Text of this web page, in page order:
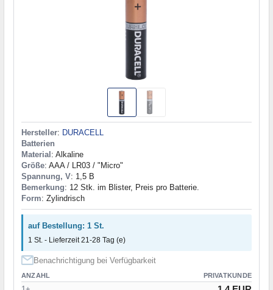
Hersteller: DURACELL
Batterien
Material : Alkaline
Größe: AAA / LR03 / "Micro"
Spannung, V: 1,5 В
Bemerkung: 12 Stk. im Blister, Preis pro Batterie.
Form: Zylindrisch
auf Bestellung: 1 St.
1 St. - Lieferzeit 21-28 Tag (e)
Benachrichtigung bei Verfügbarkeit
ANZAHL PRIVATKUNDE